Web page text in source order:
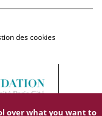
des cookies
over what you want to